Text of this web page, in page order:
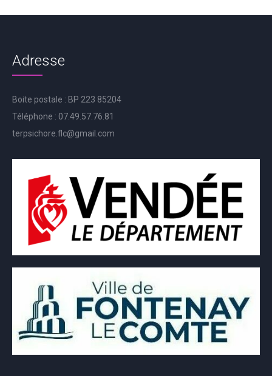
Adresse
Boite postale : BP 223 85204
Téléphone : 07.49.57.76.81
terpsichore.flc@gmail.com